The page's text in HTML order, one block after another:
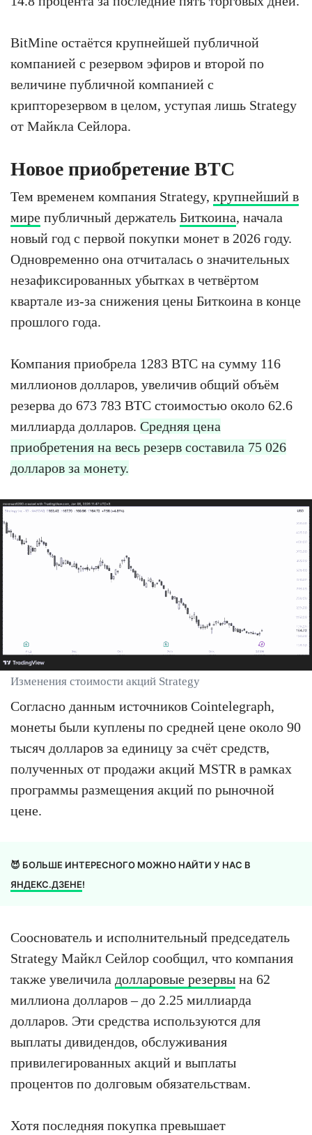
BitMine остаётся крупнейшей публичной
компанией с резервом эфиров и второй по
величине публичной компанией с
крипторезервом в целом, уступая лишь Strategy
от Майкла Сейлора.
Новое приобретение BTC
Тем временем компания Strategy, крупнейший в
мире публичный держатель Биткоина, начала
новый год с первой покупки монет в 2026 году.
Одновременно она отчиталась о значительных
незафиксированных убытках в четвёртом
квартале из-за снижения цены Биткоина в конце
прошлого года.
Компания приобрела 1283 BTC на сумму 116
миллионов долларов, увеличив общий объём
резерва до 673 783 BTC стоимостью около 62.6
миллиарда долларов. Средняя цена
приобретения на весь резерв составила 75 026
долларов за монету.
Изменения стоимости акций Strategy
Согласно данным источников Cointelegraph,
монеты были куплены по средней цене около 90
тысяч долларов за единицу за счёт средств,
полученных от продажи акций MSTR в рамках
программы размещения акций по рыночной
цене.
😈 БОЛЬШЕ ИНТЕРЕСНОГО МОЖНО НАЙТИ У НАС В
ЯНДЕКС.ДЗЕНЕ!
Сооснователь и исполнительный председатель
Strategy Майкл Сейлор сообщил, что компания
также увеличила долларовые резервы на 62
миллиона долларов – до 2.25 миллиарда
долларов. Эти средства используются для
выплаты дивидендов, обслуживания
привилегированных акций и выплаты
процентов по долговым обязательствам.
Хотя последняя покупка превышает